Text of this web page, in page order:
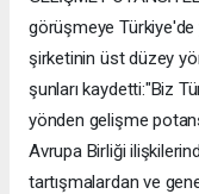
görüşmeye Türkiye'de
şirketinin üst düzey
şunları kaydetti:"Biz
yönden gelişme
Avrupa Birliği
tartışmalardan ve